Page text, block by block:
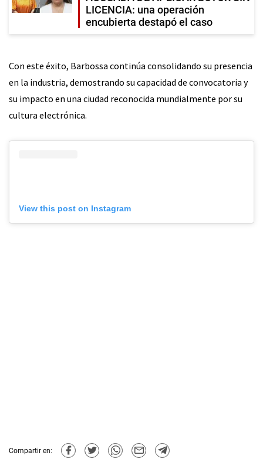
LICENCIA: una operación
encubierta destapó el caso
Con este éxito, Barbossa continúa consolidando su presencia
en la industria, demostrando su capacidad de convocatoria y
su impacto en una ciudad reconocida mundialmente por su
cultura electrónica.
View this post on Instagram
Compartir en: